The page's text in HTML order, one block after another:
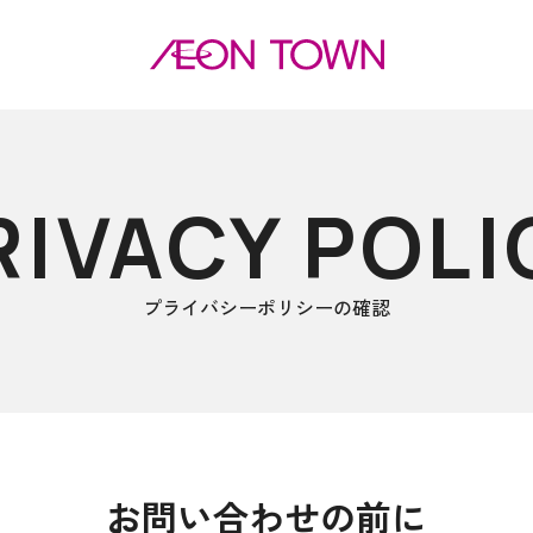
プライバシーポリシーの確認
お問い合わせの前に